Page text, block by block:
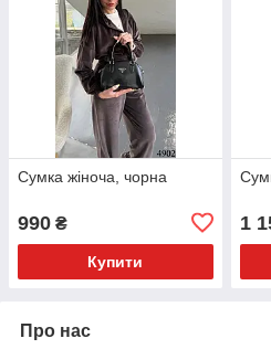
Сумка жіноча, чорна
990 ₴
Купити
1
Про нас